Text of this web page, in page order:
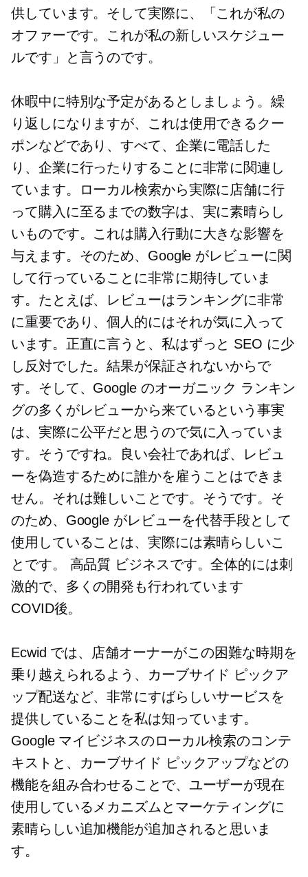
供しています。そして実際に、「これが私の
オファーです。これが私の新しいスケジュー
ルです」と言うのです。
休暇中に特別な予定があるとしましょう。繰
り返しになりますが、これは使用できるクー
ポンなどであり、すべて、企業に電話した
り、企業に行ったりすることに非常に関連し
ています。ローカル検索から実際に店舗に行
って購入に至るまでの数字は、実に素晴らし
いものです。これは購入行動に大きな影響を
与えます。そのため、Google がレビューに関
して行っていることに非常に期待していま
す。たとえば、レビューはランキングに非常
に重要であり、個人的にはそれが気に入って
います。正直に言うと、私はずっと SEO に少
し反対でした。結果が保証されないからで
す。そして、Google のオーガニック ランキン
グの多くがレビューから来ているという事実
は、実際に公平だと思うので気に入っていま
す。そうですね。良い会社であれば、レビュ
ーを偽造するために誰かを雇うことはできま
せん。それは難しいことです。そうです。そ
のため、Google がレビューを代替手段として
使用していることは、実際には素晴らしいこ
とです。 高品質 ビジネスです。全体的には刺
激的で、多くの開発も行われています
COVID後。
Ecwid では、店舗オーナーがこの困難な時期を
乗り越えられるよう、カーブサイド ピックア
ップ配送など、非常にすばらしいサービスを
提供していることを私は知っています。
Google マイビジネスのローカル検索のコンテ
キストと、カーブサイド ピックアップなどの
機能を組み合わせることで、ユーザーが現在
使用しているメカニズムとマーケティングに
素晴らしい追加機能が追加されると思いま
す。